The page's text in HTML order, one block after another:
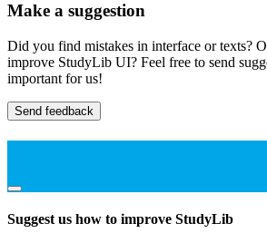
Make a suggestion
Did you find mistakes in interface or texts?
improve StudyLib UI? Feel free to send
important for us!
Send feedback
Suggest us how to improve StudyLib